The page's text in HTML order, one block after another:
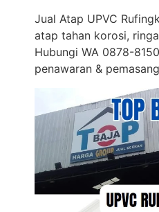
Jual Atap UPVC
atap tahan korosi,
Hubungi WA 0878-
penawaran &